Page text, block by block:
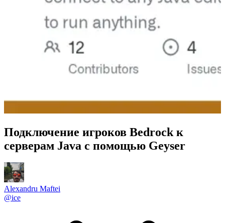
Подключение игроков Bedrock к
серверам Java с помощью Geyser
Alexandru Maftei
@ice